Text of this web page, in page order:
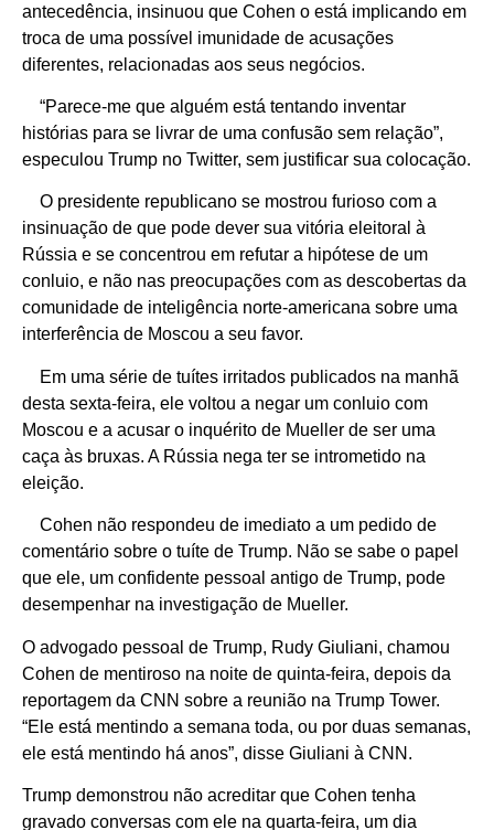
antecedência, insinuou que Cohen o está implicando em
troca de uma possível imunidade de acusações
diferentes, relacionadas aos seus negócios.
“Parece-me que alguém está tentando inventar
histórias para se livrar de uma confusão sem relação”,
especulou Trump no Twitter, sem justificar sua colocação.
O presidente republicano se mostrou furioso com a
insinuação de que pode dever sua vitória eleitoral à
Rússia e se concentrou em refutar a hipótese de um
conluio, e não nas preocupações com as descobertas da
comunidade de inteligência norte-americana sobre uma
interferência de Moscou a seu favor.
Em uma série de tuítes irritados publicados na manhã
desta sexta-feira, ele voltou a negar um conluio com
Moscou e a acusar o inquérito de Mueller de ser uma
caça às bruxas. A Rússia nega ter se intrometido na
eleição.
Cohen não respondeu de imediato a um pedido de
comentário sobre o tuíte de Trump. Não se sabe o papel
que ele, um confidente pessoal antigo de Trump, pode
desempenhar na investigação de Mueller.
O advogado pessoal de Trump, Rudy Giuliani, chamou
Cohen de mentiroso na noite de quinta-feira, depois da
reportagem da CNN sobre a reunião na Trump Tower.
“Ele está mentindo a semana toda, ou por duas semanas,
ele está mentindo há anos”, disse Giuliani à CNN.
Trump demonstrou não acreditar que Cohen tenha
gravado conversas com ele na quarta-feira, um dia